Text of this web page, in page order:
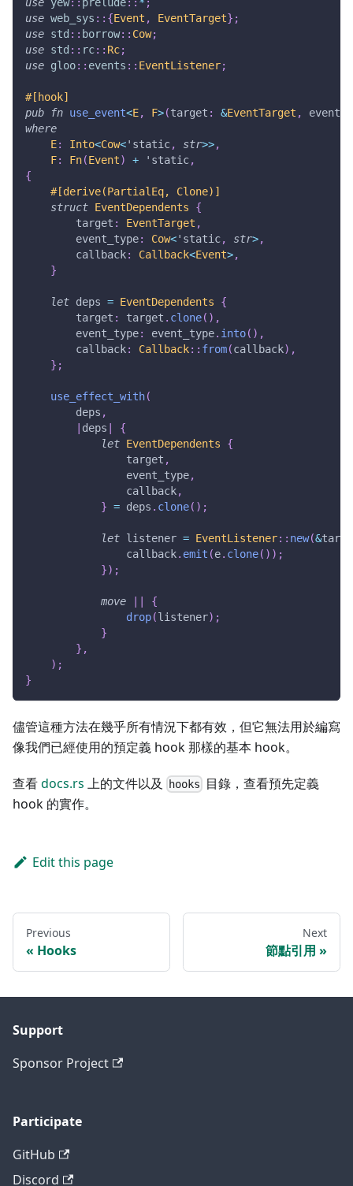
use web_sys :: {Event , EventTarget} ;
use std :: borrow:: Cow;
use std :: rc:: Rc;
use gloo:: events :: EventListener;
#[hook]
pub
fn use_event<E, F>(target : &EventTarget ,
where
E: Into<Cow<'static, str>>,
F: Fn(Event) + 'static,
{
#[derive(PartialEq, Clone)]
struct EventDependents
{
        target
: EventTarget ,
        event_type
: Cow<'static, str>,
        callback
: Callback<Event>,
}
let deps = EventDependents
{
        target
: target . clone( ) ,
        event_type
: event_type. into( ) ,
        callback
: Callback:: from(callback) ,
} ;
use_effect_with(
        deps
,
deps
{
let EventDependents
{
                target
,
                event_type
,
                callback
,
} = deps . clone( ) ;
let listener = EventListener:: new(&
                callback
. emit (e. clone( ) ) ;
}) ;
move
{
drop(listener) ;
}
} ,
) ;
}
儘管這種方法在幾乎所有情況下都有效，但它無法用於編寫
像我們已經使用的預定義 hook 那樣的基本 hook。
查看docs.rs 上的文件以及 hooks
目錄，查看預先定義
hook 的實作。
Edit this page
Previous
Hooks
Next
節點引用
Support
Sponsor Project
Participate
GitHub
Discord